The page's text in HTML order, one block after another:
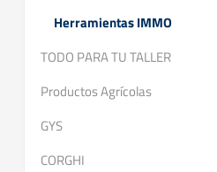
Herramientas IMMO
TODO PARA TU TALLER
Productos Agrícolas
GYS
CORGHI